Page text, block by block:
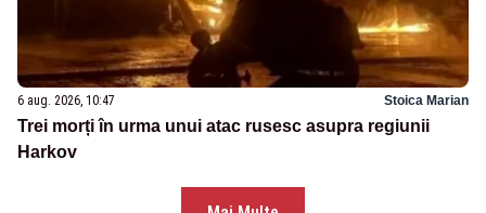
6 aug. 2026, 10:47 Stoica Marian
Trei morți în urma unui atac rusesc asupra regiunii
Harkov